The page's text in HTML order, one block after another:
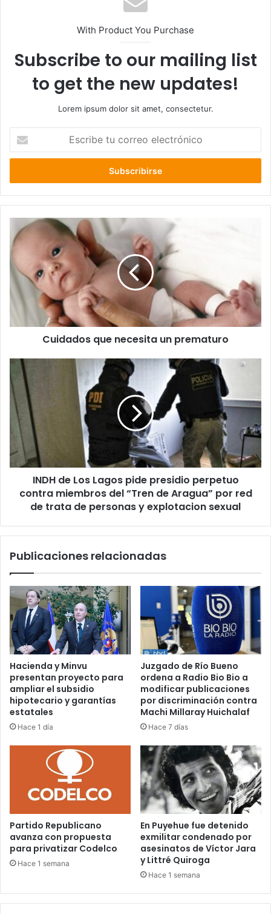
With Product You Purchase
Subscribe to our mailing list
to get the new updates!
Lorem ipsum dolor sit amet, consectetur.
correo
Cuidados
que
necesita
un
prematuro
Cuidados que necesita un prematuro
INDH
de
Los
Lagos
pide
presidio
perpetuo
contra
miembros
“Tren
por
de
personas
explotacion
sexual
INDH de Los Lagos pide presidio perpetuo
contra miembros del “Tren de Aragua” por red
de trata de personas y explotacion sexual
Publicaciones relacionadas
Hacienda y Minvu
presentan proyecto para
ampliar el subsidio
hipotecario y garantías
estatales
Hace 1 día
Juzgado de Río Bueno
ordena a Radio Bio Bio a
modificar publicaciones
por discriminación contra
Machi Millaray Huichalaf
Hace 7 días
Partido Republicano
avanza con propuesta
para privatizar Codelco
Hace 1 semana
En Puyehue fue detenido
exmilitar condenado por
asesinatos de Víctor Jara
y Littré Quiroga
Hace 1 semana